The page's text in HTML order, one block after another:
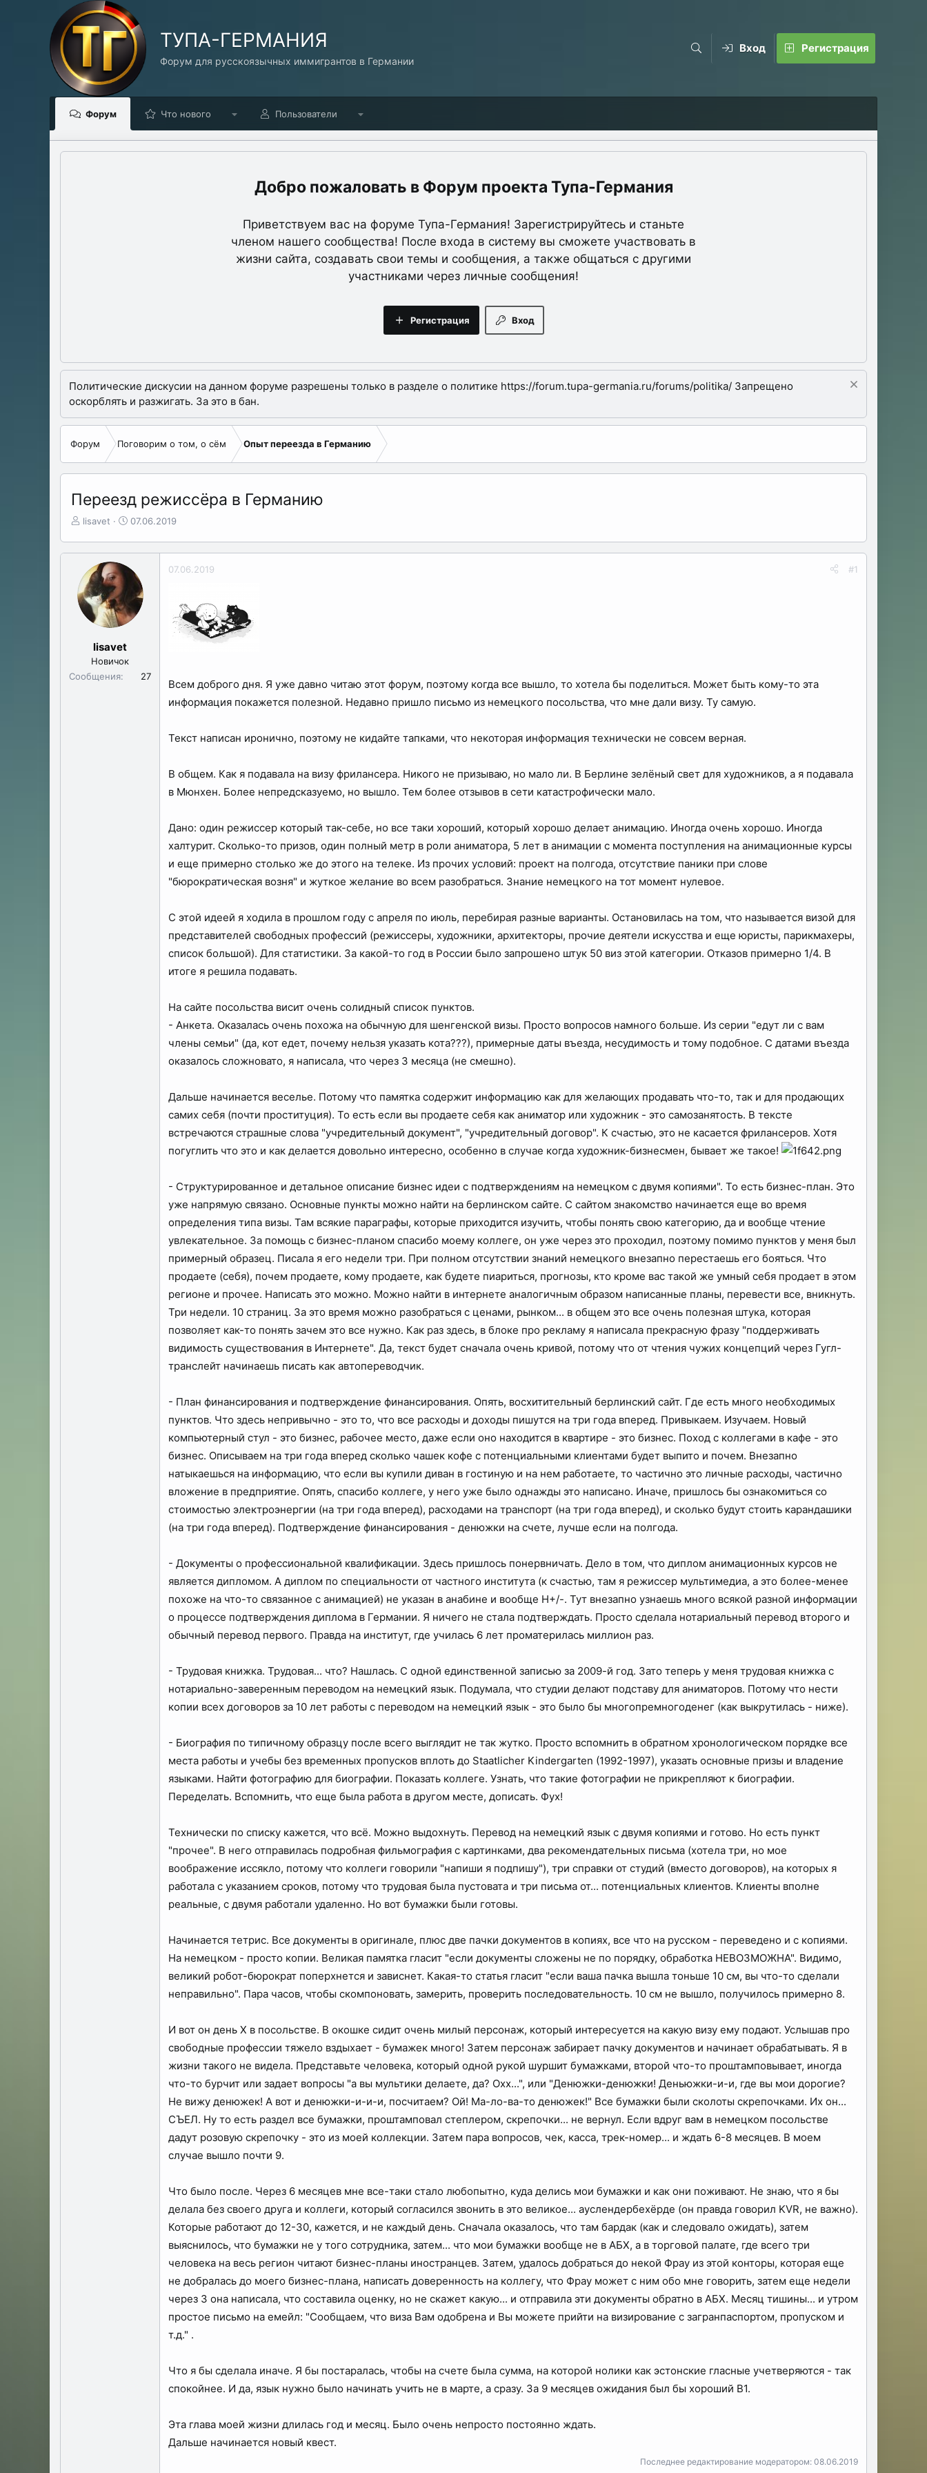
TУПА-ГЕРМАНИЯ
Форум для русскоязычных иммигрантов в Германии
Вход Регистрация
Форум Что нового Пользователи
Форум проекта Тупа-Германия
Приветствуем вас на форуме Тупа-Германия! Зарегистрируйтесь и станьте
членом нашего сообщества! После входа в систему вы сможете участвовать в
жизни сайта, создавать свои темы и сообщения, а также общаться с другими
участниками через личные сообщения!
Вход
Регистрация
Политические дискусии на данном форуме разрешены только в разделе о политике https://forum.tupa-germania.ru/forums/politika/ Запрещено
оскорблять и разжигать. За это в бан.
Форум Поговорим о том, о сём Опыт переезда в Германию
Переезд режиссёра в Германию
А
р
т
е
м
lisavet
Д
н
ч
а
л
07.06.2019
lisavet
Новичок
Сообщения
27
07.06.2019 #1
Всем доброго дня. Я уже давно читаю этот форум, поэтому когда все вышло, то хотела бы поделиться. Может быть кому-то эта
информация покажется полезной. Недавно пришло письмо из немецкого посольства, что мне дали визу. Ту самую.
Текст написан иронично, поэтому не кидайте тапками, что некоторая информация технически не совсем верная.
В общем. Как я подавала на визу фрилансера. Никого не призываю, но мало ли. В Берлине зелёный свет для художников, а я подавала
в Мюнхен. Более непредсказуемо, но вышло. Тем более отзывов в сети катастрофически мало.
Дано: один режиссер который так-себе, но все таки хороший, который хорошо делает анимацию. Иногда очень хорошо. Иногда
халтурит. Сколько-то призов, один полный метр в роли аниматора, 5 лет в анимации с момента поступления на анимационные курсы
и еще примерно столько же до этого на телеке. Из прочих условий: проект на полгода, отсутствие паники при слове
"бюрократическая возня" и жуткое желание во всем разобраться. Знание немецкого на тот момент нулевое.
С этой идеей я ходила в прошлом году с апреля по июль, перебирая разные варианты. Остановилась на том, что называется визой для
представителей свободных профессий (режиссеры, художники, архитекторы, прочие деятели искусства и еще юристы, парикмахеры,
список большой). Для статистики. За какой-то год в России было запрошено штук 50 виз этой категории. Отказов примерно 1/4. В
итоге я решила подавать.
На сайте посольства висит очень солидный список пунктов.
- Анкета. Оказалась очень похожа на обычную для шенгенской визы. Просто вопросов намного больше. Из серии "едут ли с вам
члены семьи" (да, кот едет, почему нельзя указать кота???), примерные даты въезда, несудимость и тому подобное. С датами въезда
оказалось сложновато, я написала, что через 3 месяца (не смешно).
Дальше начинается веселье. Потому что памятка содержит информацию как для желающих продавать что-то, так и для продающих
самих себя (почти проституция). То есть если вы продаете себя как аниматор или художник - это самозанятость. В тексте
встречаются страшные слова "учредительный документ", "учредительный договор". К счастью, это не касается фрилансеров. Хотя
погуглить что это и как делается довольно интересно, особенно в случае когда художник-бизнесмен, бывает же такое!
- Структурированное и детальное описание бизнес идеи с подтверждениям на немецком с двумя копиями". То есть бизнес-план. Это
уже напрямую связано. Основные пункты можно найти на берлинском сайте. С сайтом знакомство начинается еще во время
определения типа визы. Там всякие параграфы, которые приходится изучить, чтобы понять свою категорию, да и вообще чтение
увлекательное. За помощь с бизнес-планом спасибо моему коллеге, он уже через это проходил, поэтому помимо пунктов у меня был
примерный образец. Писала я его недели три. При полном отсутствии знаний немецкого внезапно перестаешь его бояться. Что
продаете (себя), почем продаете, кому продаете, как будете пиариться, прогнозы, кто кроме вас такой же умный себя продает в этом
регионе и прочее. Написать это можно. Можно найти в интернете аналогичным образом написанные планы, перевести все, вникнуть.
Три недели. 10 страниц. За это время можно разобраться с ценами, рынком... в общем это все очень полезная штука, которая
позволяет как-то понять зачем это все нужно. Как раз здесь, в блоке про рекламу я написала прекрасную фразу "поддерживать
видимость существования в Интернете". Да, текст будет сначала очень кривой, потому что от чтения чужих концепций через Гугл-
транслейт начинаешь писать как автопереводчик.
- План финансирования и подтверждение финансирования. Опять, восхитительный берлинский сайт. Где есть много необходимых
пунктов. Что здесь непривычно - это то, что все расходы и доходы пишутся на три года вперед. Привыкаем. Изучаем. Новый
компьютерный стул - это бизнес, рабочее место, даже если оно находится в квартире - это бизнес. Поход с коллегами в кафе - это
бизнес. Описываем на три года вперед сколько чашек кофе с потенциальными клиентами будет выпито и почем. Внезапно
натыкаешься на информацию, что если вы купили диван в гостиную и на нем работаете, то частично это личные расходы, частично
вложение в предприятие. Опять, спасибо коллеге, у него уже было однажды это написано. Иначе, пришлось бы ознакомиться со
стоимостью электроэнергии (на три года вперед), расходами на транспорт (на три года вперед), и сколько будут стоить карандашики
(на три года вперед). Подтверждение финансирования - денюжки на счете, лучше если на полгода.
- Документы о профессиональной квалификации. Здесь пришлось понервничать. Дело в том, что диплом анимационных курсов не
является дипломом. А диплом по специальности от частного института (к счастью, там я режиссер мультимедиа, а это более-менее
похоже на что-то связанное с анимацией) не указан в анабине и вообще H+/-. Тут внезапно узнаешь много всякой разной информации
о процессе подтверждения диплома в Германии. Я ничего не стала подтверждать. Просто сделала нотариальный перевод второго и
обычный перевод первого. Правда на институт, где училась 6 лет проматерилась миллион раз.
- Трудовая книжка. Трудовая... что? Нашлась. С одной единственной записью за 2009-й год. Зато теперь у меня трудовая книжка с
нотариально-заверенным переводом на немецкий язык. Подумала, что студии делают подставу для аниматоров. Потому что нести
копии всех договоров за 10 лет работы с переводом на немецкий язык - это было бы многопремногоденег (как выкрутилась - ниже).
- Биография по типичному образцу после всего выглядит не так жутко. Просто вспомнить в обратном хронологическом порядке все
места работы и учебы без временных пропусков вплоть до Staatlicher Kindergarten (1992-1997), указать основные призы и владение
языками. Найти фотографию для биографии. Показать коллеге. Узнать, что такие фотографии не прикрепляют к биографии.
Переделать. Вспомнить, что еще была работа в другом месте, дописать. Фух!
Технически по списку кажется, что всё. Можно выдохнуть. Перевод на немецкий язык с двумя копиями и готово. Но есть пункт
"прочее". В него отправилась подробная фильмография с картинками, два рекомендательных письма (хотела три, но мое
воображение иссякло, потому что коллеги говорили "напиши я подпишу"), три справки от студий (вместо договоров), на которых я
работала с указанием сроков, потому что трудовая была пустовата и три письма от... потенциальных клиентов. Клиенты вполне
реальные, с двумя работали удаленно. Но вот бумажки были готовы.
Начинается тетрис. Все документы в оригинале, плюс две пачки документов в копиях, все что на русском - переведено и с копиями.
На немецком - просто копии. Великая памятка гласит "если документы сложены не по порядку, обработка НЕВОЗМОЖНА". Видимо,
великий робот-бюрократ поперхнется и зависнет. Какая-то статья гласит "если ваша пачка вышла тоньше 10 см, вы что-то сделали
неправильно". Пара часов, чтобы скомпоновать, замерить, проверить последовательность. 10 см не вышло, получилось примерно 8.
И вот он день Х в посольстве. В окошке сидит очень милый персонаж, который интересуется на какую визу ему подают. Услышав про
свободные профессии тяжело вздыхает - бумажек много! Затем персонаж забирает пачку документов и начинает обрабатывать. Я в
жизни такого не видела. Представьте человека, который одной рукой шуршит бумажками, второй что-то проштамповывает, иногда
что-то бурчит или задает вопросы "а вы мультики делаете, да? Охх...", или "Денюжки-денюжки! Деньюжки-и-и, где вы мои дорогие?
Не вижу денюжек! А вот и денюжки-и-и-и, посчитаем? Ой! Ма-ло-ва-то денюжек!" Все бумажки были сколоты скрепочками. Их он...
СЪЕЛ. Ну то есть раздел все бумажки, проштамповал степлером, скрепочки... не вернул. Если вдруг вам в немецком посольстве
дадут розовую скрепочку - это из моей коллекции. Затем пара вопросов, чек, касса, трек-номер... и ждать 6-8 месяцев. В моем
случае вышло почти 9.
Что было после. Через 6 месяцев мне все-таки стало любопытно, куда делись мои бумажки и как они поживают. Не знаю, что я бы
делала без своего друга и коллеги, который согласился звонить в это великое... ауслендербехёрде (он правда говорил KVR, не важно).
Которые работают до 12-30, кажется, и не каждый день. Сначала оказалось, что там бардак (как и следовало ожидать), затем
выяснилось, что бумажки не у того сотрудника, затем... что мои бумажки вообще не в АБХ, а в торговой палате, где всего три
человека на весь регион читают бизнес-планы иностранцев. Затем, удалось добраться до некой Фрау из этой конторы, которая еще
не добралась до моего бизнес-плана, написать доверенность на коллегу, что Фрау может с ним обо мне говорить, затем еще недели
через 3 она написала, что составила оценку, но не скажет какую... и отправила эти документы обратно в АБХ. Месяц тишины... и утром
простое письмо на емейл: "Сообщаем, что виза Вам одобрена и Вы можете прийти на визирование с загранпаспортом, пропуском и
т.д." .
Что я бы сделала иначе. Я бы постаралась, чтобы на счете была сумма, на которой нолики как эстонские гласные учетверяются - так
спокойнее. И да, язык нужно было начинать учить не в марте, а сразу. За 9 месяцев ожидания был бы хороший B1.
Эта глава моей жизни длилась год и месяц. Было очень непросто постоянно ждать.
Дальше начинается новый квест.
Последнее редактирование модератором: 08.06.2019